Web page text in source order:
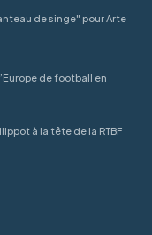
de singe" pour Arte
de football en
à la tête de la RTBF